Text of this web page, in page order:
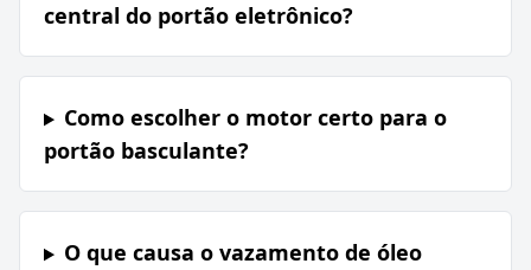
central do portão eletrônico?
Como escolher o motor certo para o
portão basculante?
O que causa o vazamento de óleo